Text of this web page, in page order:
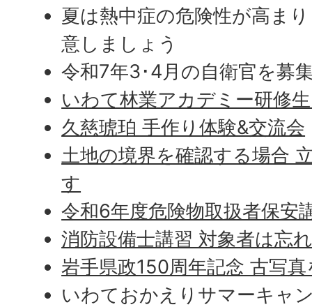
夏は熱中症の危険性が高ま
意しましょう
令和7年3･4月の自衛官を募
いわて林業アカデミー研修
久慈琥珀 手作り体験&交流会
土地の境界を確認する場合
す
令和6年度危険物取扱者保安
消防設備士講習 対象者は忘
岩手県政150周年記念 古写
いわておかえりサマーキャ